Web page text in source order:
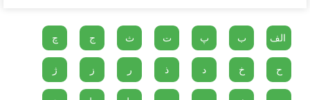
الف ب پ ت ث ج چ
ح خ د ذ ر ز ژ